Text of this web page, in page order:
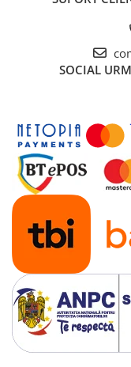
SOCIAL